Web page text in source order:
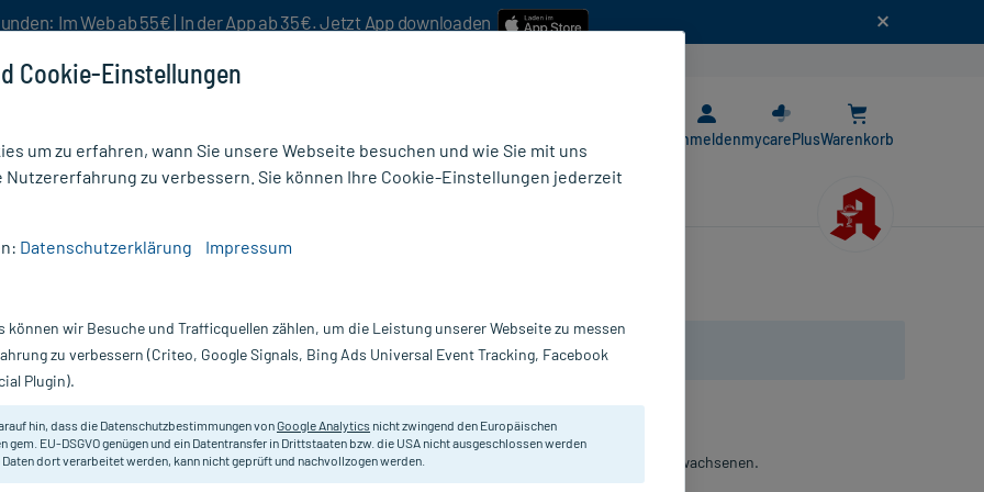
Im Web ab 55€ | In der App ab 35€. Jetzt App downloaden
AnmeldenmycarePlusWarenkorb
Nur für kurze Zeit:Gratis-Versand* ab 19€ Mindestbestellwert!
50
1 A Pharma
Zur Behandlung der Beschwerden eines Heuschnupfens. Bei Erwachsenen.
Cookie-Einstellungen
um zu erfahren, wann Sie unsere Webseite besuchen und wie Sie mit uns
Nutzererfahrung zu verbessern. Sie können Ihre Cookie-Einstellungen jederzeit
Datenschutzerklärung Impressum
können wir Besuche und Trafficquellen zählen, um die Leistung unserer Webseite zu messen
zu verbessern (Criteo, Google Signals, Bing Ads Universal Event Tracking, Facebook
Plugin).
hin, dass die Datenschutzbestimmungen vonGoogle Analytics nicht zwingend den Europäischen
gem. EU-DSGVO genügen und ein Datentransfer in Drittstaaten bzw. die USA nicht ausgeschlossen werden
Daten dort verarbeitet werden, kann nicht geprüft und nachvollzogen werden.